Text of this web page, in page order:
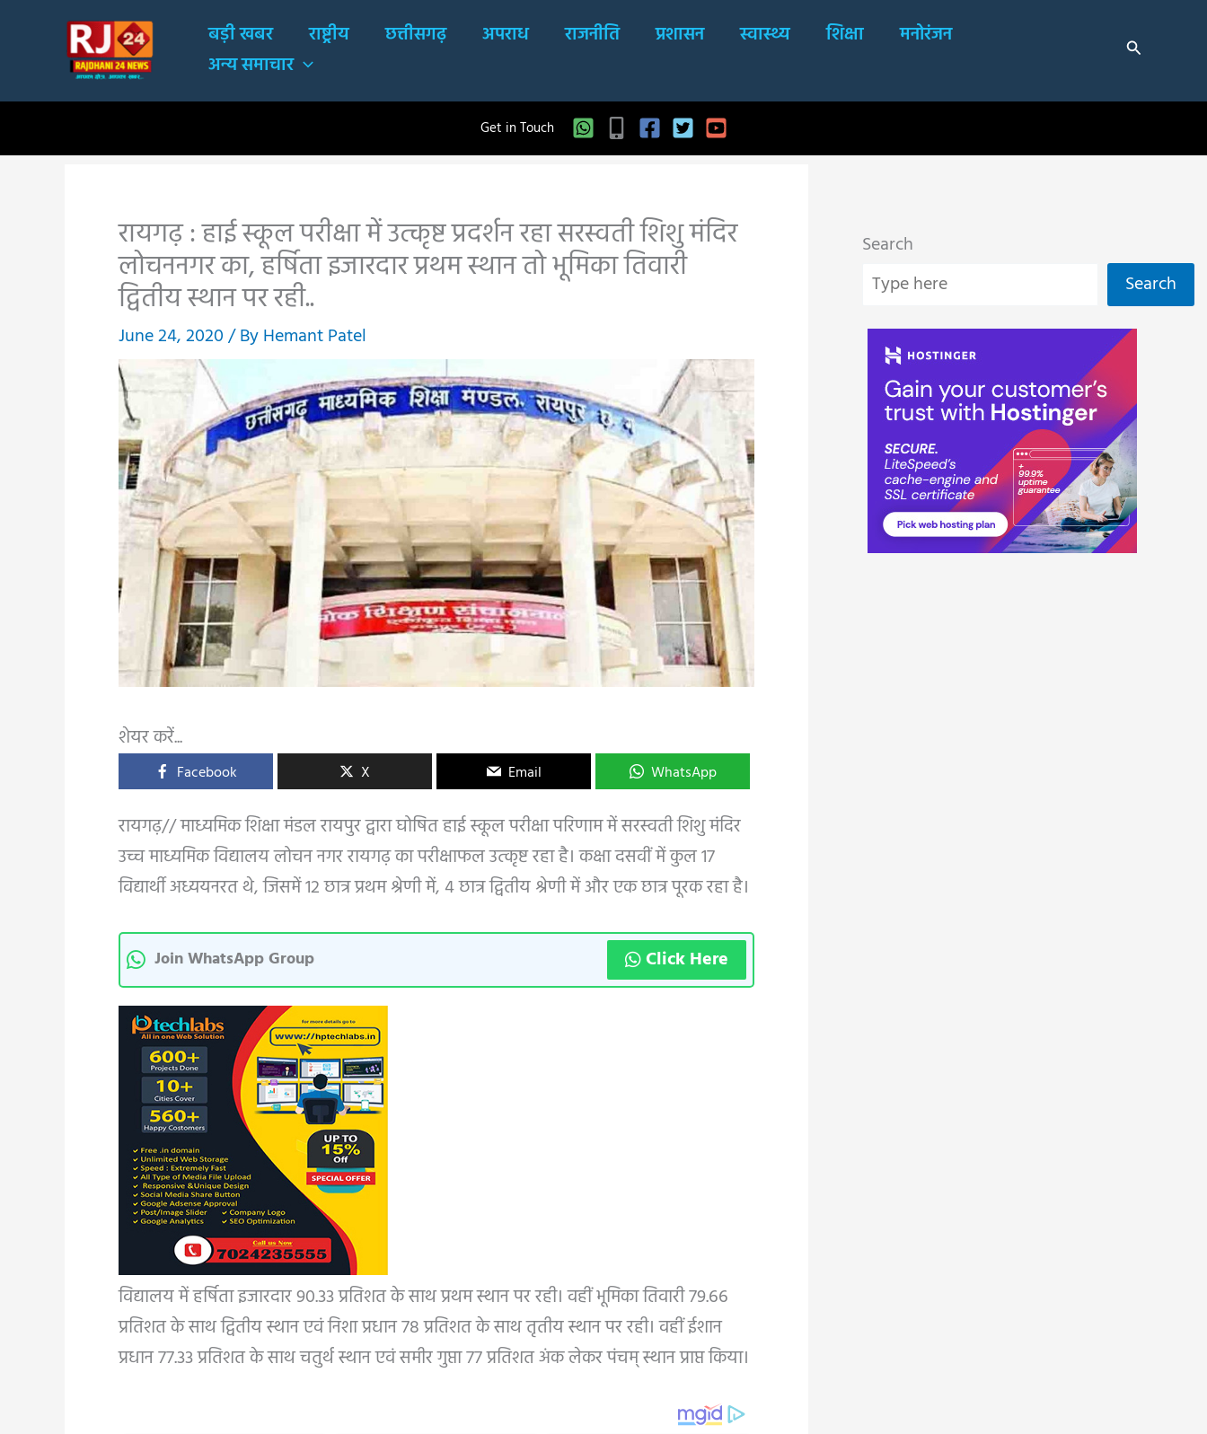
बड़ी खबर राष्ट्रीय छत्तीसगढ़ अपराध राजनीति प्रशासन स्वास्थ्य शिक्षा
मनोरंजन
अन्य समाचार
Search
Get in Touch
रायगढ़ : हाई स्कूल परीक्षा में उत्कृष्ट प्रदर्शन रहा सरस्वती शिशु मंदिर
लोचननगर का, हर्षिता इजारदार प्रथम स्थान तो भूमिका तिवारी
द्वितीय स्थान पर रही..
June 24, 2020/ ByHemant Patel
शेयर करें...
Facebook X Email WhatsApp
रायगढ़// माध्यमिक शिक्षा मंडल रायपुर द्वारा घोषित हाई स्कूल परीक्षा परिणाम में सरस्वती शिशु मंदिर
उच्च माध्यमिक विद्यालय लोचन नगर रायगढ़ का परीक्षाफल उत्कृष्ट रहा है। कक्षा दसवीं में कुल 17
विद्यार्थी अध्ययनरत थे, जिसमें 12 छात्र प्रथम श्रेणी में, 4 छात्र द्वितीय श्रेणी में और एक छात्र पूरक रहा है।
Join WhatsApp Group Click Here
विद्यालय में हर्षिता इजारदार 90.33 प्रतिशत के साथ प्रथम स्थान पर रही। वहीं भूमिका तिवारी 79.66
प्रतिशत के साथ द्वितीय स्थान एवं निशा प्रधान 78 प्रतिशत के साथ तृतीय स्थान पर रही। वहीं ईशान
प्रधान 77.33 प्रतिशत के साथ चतुर्थ स्थान एवं समीर गुप्ता 77 प्रतिशत अंक लेकर पंचम् स्थान प्राप्त किया।
Search
Search